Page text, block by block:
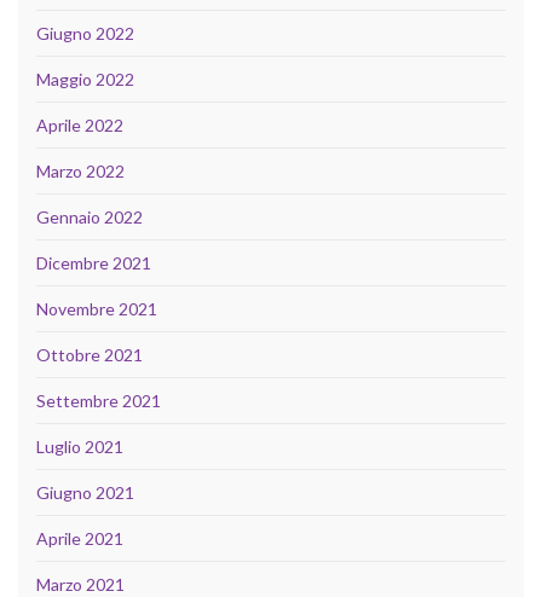
Giugno 2022
Maggio 2022
Aprile 2022
Marzo 2022
Gennaio 2022
Dicembre 2021
Novembre 2021
Ottobre 2021
Settembre 2021
Luglio 2021
Giugno 2021
Aprile 2021
Marzo 2021